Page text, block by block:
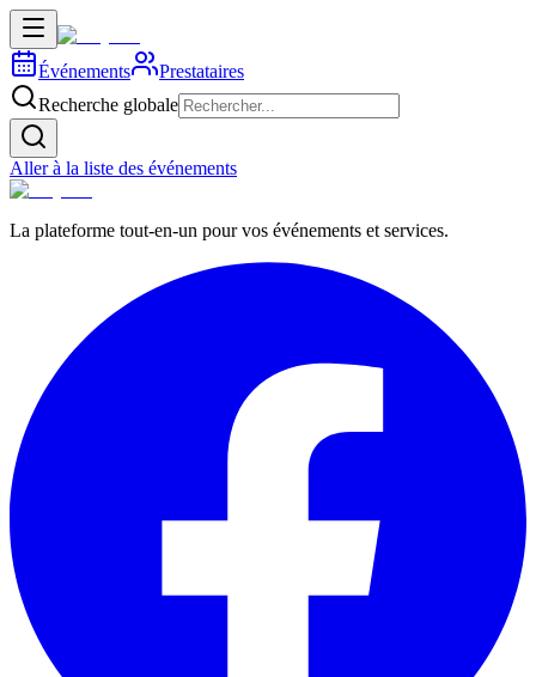
Événements
Prestataires
Recherche globale
Aller à la liste des événements
La plateforme tout-en-un pour vos événements et services.